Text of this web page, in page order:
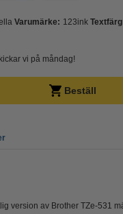
Varumärke: 123ink
vi på måndag!
Beställ
version av Brother TZe-531